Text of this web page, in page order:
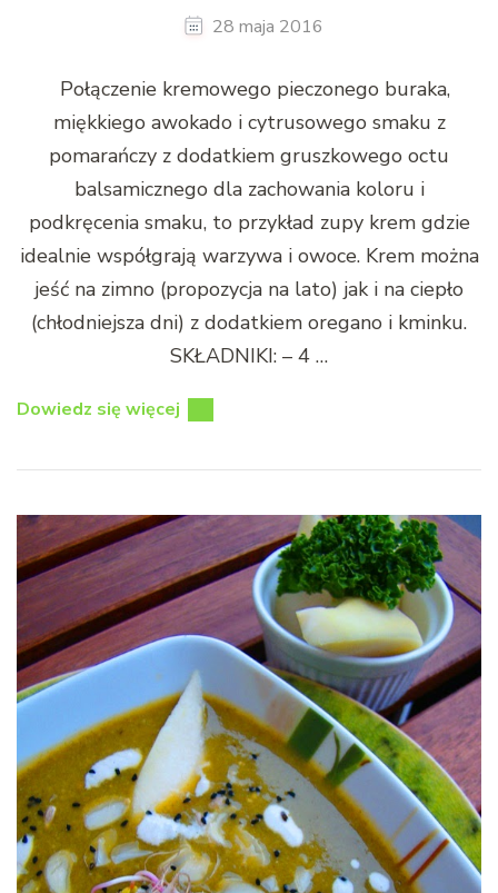
28 maja 2016
Połączenie kremowego pieczonego buraka,
miękkiego awokado i cytrusowego smaku z
pomarańczy z dodatkiem gruszkowego octu
balsamicznego dla zachowania koloru i
podkręcenia smaku, to przykład zupy krem gdzie
idealnie współgrają warzywa i owoce. Krem można
jeść na zimno (propozycja na lato) jak i na ciepło
(chłodniejsza dni) z dodatkiem oregano i kminku.
SKŁADNIKI: – 4 …
Dowiedz się więcej